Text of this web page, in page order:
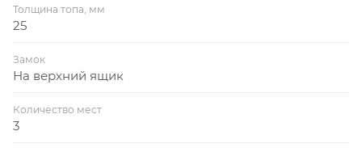
Толщина топа, мм
25
Замок
На верхний ящик
Количество мест
3